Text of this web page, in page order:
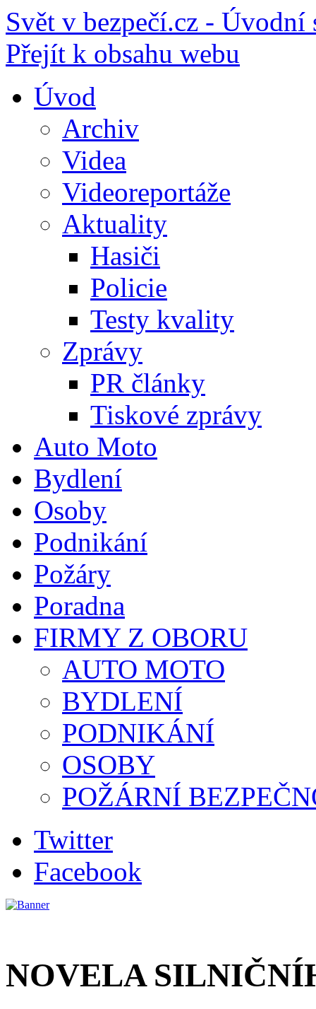
Svět v bezpečí.cz - Úvodní
Přejít k obsahu webu
Úvod
Archiv
Videa
Videoreportáže
Aktuality
Hasiči
Policie
Testy kvality
Zprávy
PR články
Tiskové zprávy
Auto Moto
Bydlení
Osoby
Podnikání
Požáry
Poradna
FIRMY Z OBORU
AUTO MOTO
BYDLENÍ
PODNIKÁNÍ
OSOBY
POŽÁRNÍ
Twitter
Facebook
NOVELA